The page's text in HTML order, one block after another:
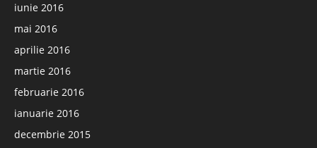
iunie 2016
mai 2016
aprilie 2016
martie 2016
februarie 2016
ianuarie 2016
decembrie 2015